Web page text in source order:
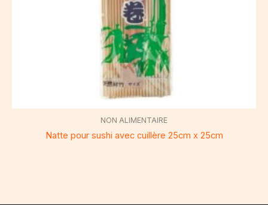
NON ALIMENTAIRE
Natte pour sushi avec cuillère 25cm x 25cm